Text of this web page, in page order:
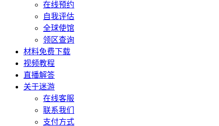
在线预约
自我评估
全球使馆
领区查询
材料免费下载
视频教程
直播解答
关于迷游
在线客服
联系我们
支付方式